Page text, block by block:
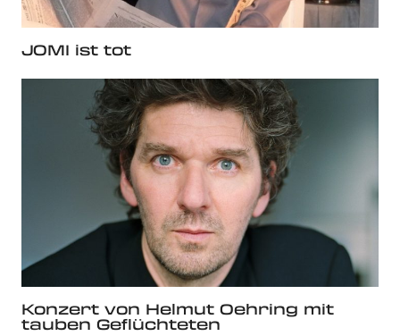
JOMI ist tot
Konzert von Helmut Oehring mit
tauben Geflüchteten